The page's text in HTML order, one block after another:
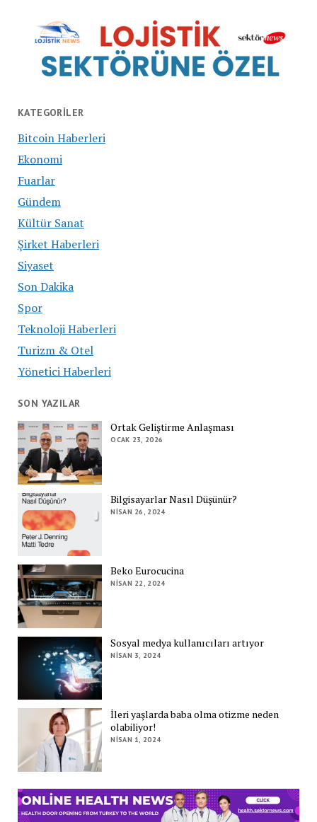
KATEGORILER
Bitcoin Haberleri
Ekonomi
Fuarlar
Gündem
Kültür Sanat
Şirket Haberleri
Siyaset
Son Dakika
Spor
Teknoloji Haberleri
Turizm & Otel
Yönetici Haberleri
SON YAZILAR
Ortak Geliştirme Anlaşması
OCAK 23, 2026
Bilgisayarlar Nasıl Düşünür?
NISAN 26, 2024
Beko Eurocucina
NISAN 22, 2024
Sosyal medya kullanıcıları artıyor
NISAN 3, 2024
İleri yaşlarda baba olma otizme neden
olabiliyor!
NISAN 1, 2024